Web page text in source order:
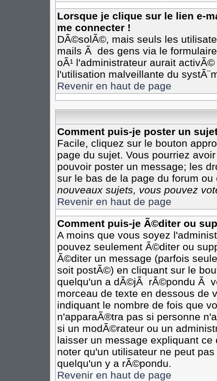
Lorsque je clique sur le lien e-
me connecter !
DÃ©solÃ©, mais seuls les
mails Ã des gens via le
oÃ¹ l'administrateur aurait
l'utilisation malveillante du
Revenir en haut de page
Comment puis-je poster un
Facile, cliquez sur le bouton
page du sujet. Vous pourriez
pouvoir poster un message; les
sur le bas de la page du forum
nouveaux sujets, vous pouvez
Revenir en haut de page
Comment puis-je Ã©diter ou
A moins que vous soyez
pouvez seulement Ã©diter ou
Ã©diter un message (parfois
soit postÃ©) en cliquant sur le
quelqu'un a dÃ©jÃ rÃ©pondu Ã
morceau de texte en dessous de
indiquant le nombre de fois que
n'apparaÃ®tra pas si personne
si un modÃ©rateur ou un
laisser un message expliquant
noter qu'un utilisateur ne peut
quelqu'un y a rÃ©pondu.
Revenir en haut de page